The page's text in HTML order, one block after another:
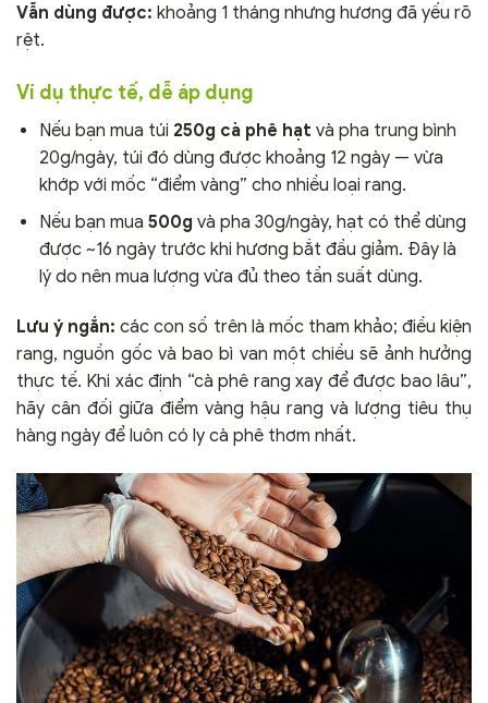
Vẫn dùng được: khoảng 1 tháng nhưng hương đã yếu rõ
rệt.
Ví dụ thực tế, dễ áp dụng
Nếu bạn mua túi 250g cà phê hạt và pha trung bình
20g/ngày, túi đó dùng được khoảng 12 ngày — vừa
khớp với mốc “điểm vàng” cho nhiều loại rang.
Nếu bạn mua 500g và pha 30g/ngày, hạt có thể dùng
được ~16 ngày trước khi hương bắt đầu giảm. Đây là
lý do nên mua lượng vừa đủ theo tần suất dùng.
Lưu ý ngắn: các con số trên là mốc tham khảo; điều kiện
rang, nguồn gốc và bao bì van một chiều sẽ ảnh hưởng
thực tế. Khi xác định “cà phê rang xay để được bao lâu”,
hãy cân đối giữa điểm vàng hậu rang và lượng tiêu thụ
hàng ngày để luôn có ly cà phê thơm nhất.